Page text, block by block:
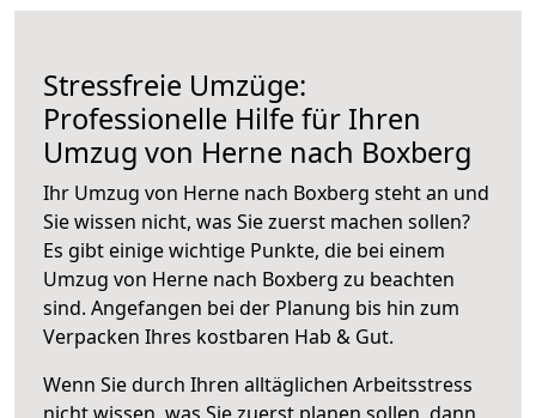
Stressfreie Umzüge:
Professionelle Hilfe für Ihren
Umzug von Herne nach Boxberg
Ihr Umzug von Herne nach Boxberg steht an und
Sie wissen nicht, was Sie zuerst machen sollen?
Es gibt einige wichtige Punkte, die bei einem
Umzug von Herne nach Boxberg zu beachten
sind. Angefangen bei der Planung bis hin zum
Verpacken Ihres kostbaren Hab & Gut.
Wenn Sie durch Ihren alltäglichen Arbeitsstress